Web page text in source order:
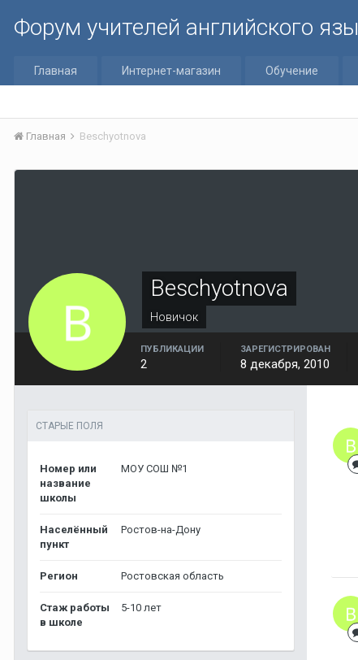
Форум учителей английского
Главная Интернет-магазин Обучение
Главная Beschyotnova
Beschyotnova
Новичок
ПУБЛИКАЦИИ
2
ЗАРЕГИСТРИРОВАН
8 декабря, 2010
СТАРЫЕ ПОЛЯ
Номер или
название
школы
МОУ СОШ №1
Населённый
пункт
Ростов-на-Дону
Регион Ростовская область
Стаж работы
в школе
5-10 лет